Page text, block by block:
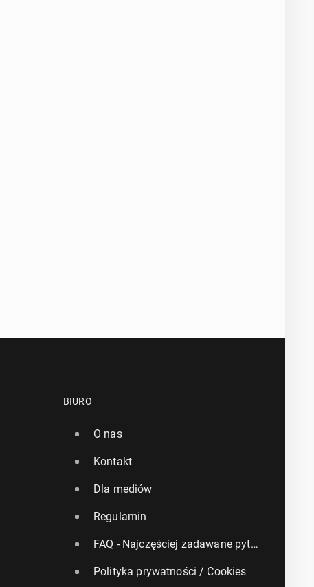
BIURO
O nas
Kontakt
Dla mediów
Regulamin
FAQ - Najczęściej zadawane pytania
Polityka prywatności / Cookies